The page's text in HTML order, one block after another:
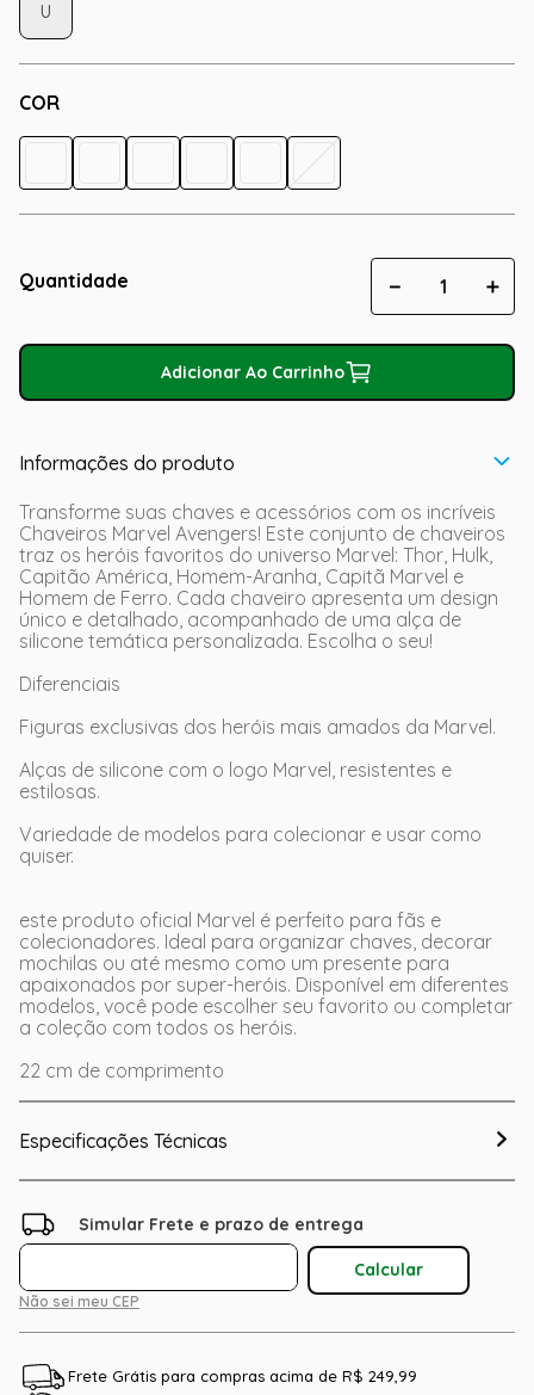
COR
U
Quantidade ＋
－
Adicionar Ao Carrinho
Informações do produto
Transforme suas chaves e acessórios com os incríveis
Chaveiros Marvel Avengers! Este conjunto de chaveiros
traz os heróis favoritos do universo Marvel: Thor, Hulk,
Capitão América, Homem-Aranha, Capitã Marvel e
Homem de Ferro. Cada chaveiro apresenta um design
único e detalhado, acompanhado de uma alça de
silicone temática personalizada. Escolha o seu!
Diferenciais
Figuras exclusivas dos heróis mais amados da Marvel.
Alças de silicone com o logo Marvel, resistentes e
estilosas.
Variedade de modelos para colecionar e usar como
quiser.
este produto oficial Marvel é perfeito para fãs e
colecionadores. Ideal para organizar chaves, decorar
mochilas ou até mesmo como um presente para
apaixonados por super-heróis. Disponível em diferentes
modelos, você pode escolher seu favorito ou completar
a coleção com todos os heróis.
22 cm de comprimento
Especificações Técnicas
Não sei meu CEP
Frete Grátis para compras acima de R$ 249,99